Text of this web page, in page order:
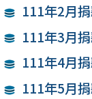
111年2月
111年3月
111年4月
111年5月